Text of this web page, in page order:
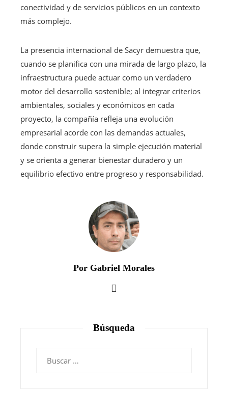
conectividad y de servicios públicos en un contexto
más complejo.
La presencia internacional de Sacyr demuestra que,
cuando se planifica con una mirada de largo plazo, la
infraestructura puede actuar como un verdadero
motor del desarrollo sostenible; al integrar criterios
ambientales, sociales y económicos en cada
proyecto, la compañía refleja una evolución
empresarial acorde con las demandas actuales,
donde construir supera la simple ejecución material
y se orienta a generar bienestar duradero y un
equilibrio efectivo entre progreso y responsabilidad.
Por Gabriel Morales
Búsqueda